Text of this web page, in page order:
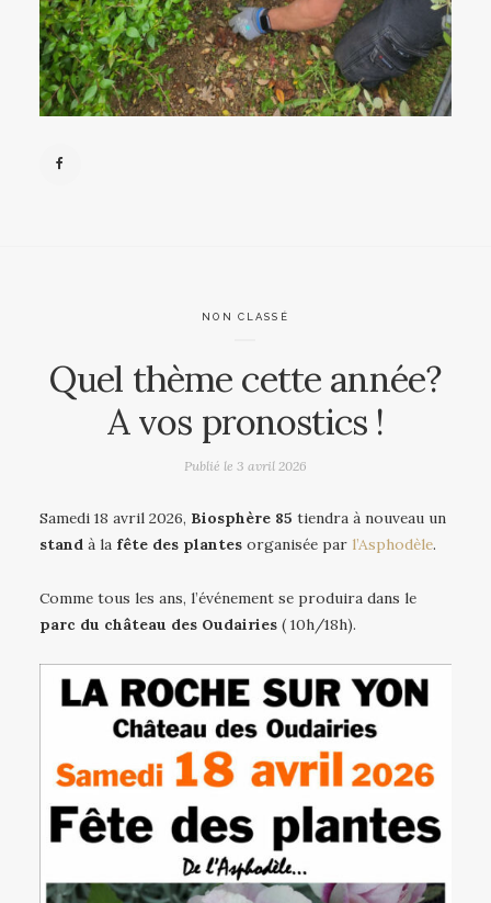
NON CLASSÉ
Quel thème cette année?
A vos pronostics !
Publié le 3 avril 2026
Samedi 18 avril 2026, Biosphère 85 tiendra à nouveau un
stand à la fête des plantes organisée par l’Asphodèle.
Comme tous les ans, l’événement se produira dans le
parc du château des Oudairies ( 10h/18h).